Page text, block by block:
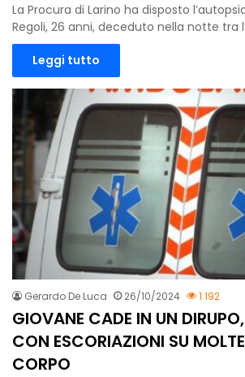
La Procura di Larino ha disposto
Regoli, 26 anni, deceduto nella notte tra
Leggi tutto
Gerardo De Luca 26/10/2024 1.192
GIOVANE CADE IN UN
CON ESCORIAZIONI SU
CORPO